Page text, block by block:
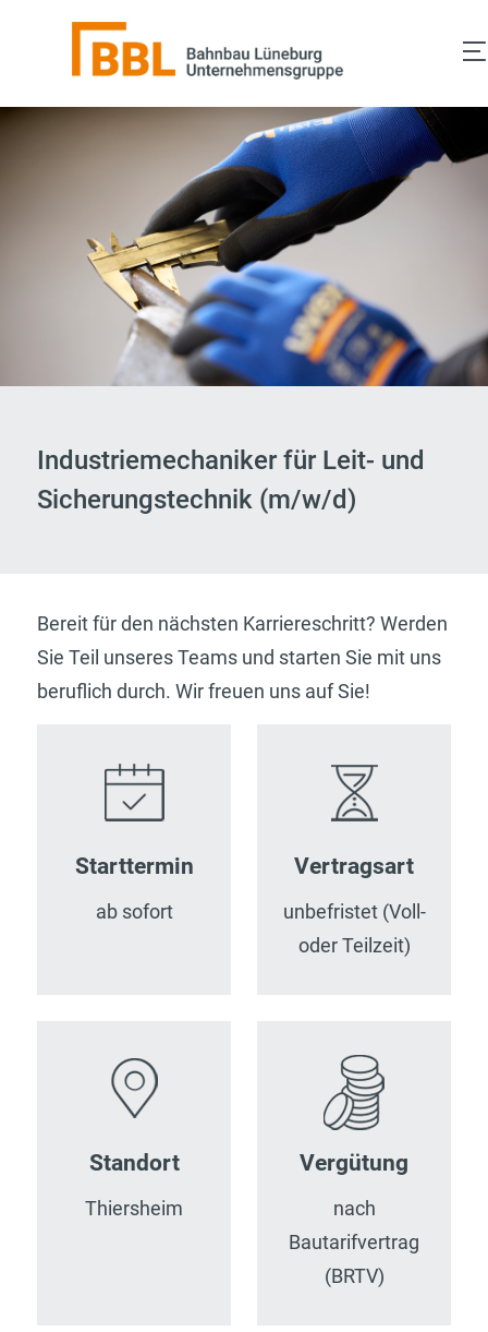
springen
Industriemechaniker für Leit- und
Sicherungstechnik (m/w/d)
Bereit für den nächsten Karriereschritt? Werden
Sie Teil unseres Teams und starten Sie mit uns
beruflich durch. Wir freuen uns auf Sie!
Starttermin
ab sofort
Vertragsart
unbefristet (Voll-
oder Teilzeit)
Standort
Thiersheim
Vergütung
nach
Bautarifvertrag
(BRTV)